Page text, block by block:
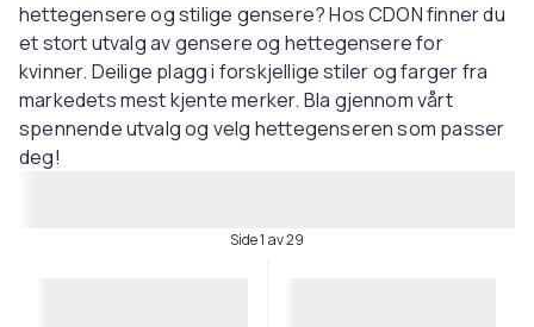
hettegensere og stilige gensere? Hos CDON finner du
et stort utvalg av gensere og hettegensere for
kvinner. Deilige plagg i forskjellige stiler og farger fra
markedets mest kjente merker. Bla gjennom vårt
spennende utvalg og velg hettegenseren som passer
deg!
Side 1 av 29